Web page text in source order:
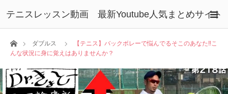
テニスレッスン動画 最新Youtube人気まとめサイト
ホームダブルス
【テニス】バックボレーで悩んでるそこのあなた‼︎こ
んな状況に身に覚えはありませんか？